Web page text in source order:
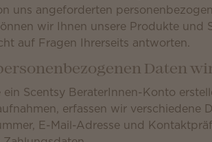
uns angeforderten
wir Ihnen unsere Produkte
auf Fragen Ihrerseits antworten.
Daten
ein Scentsy BeraterInnen-Konto
erfassen wir verschiedene
E-Mail-Adresse und